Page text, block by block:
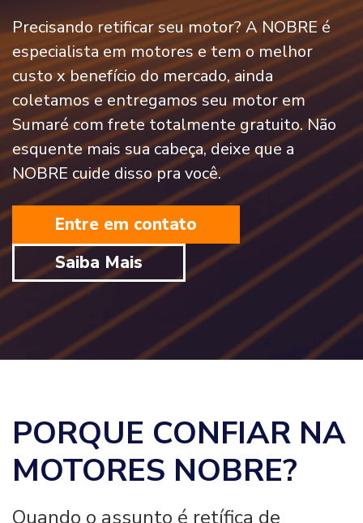
Precisando retificar seu motor? A NOBRE é
especialista em motores e tem o melhor
custo x benefício do mercado, ainda
coletamos e entregamos seu motor em
Sumaré com frete totalmente gratuito. Não
esquente mais sua cabeça, deixe que a
NOBRE cuide disso pra você.
Entre em contato
Saiba Mais
PORQUE CONFIAR NA
MOTORES NOBRE?
Quando o assunto é retífica de